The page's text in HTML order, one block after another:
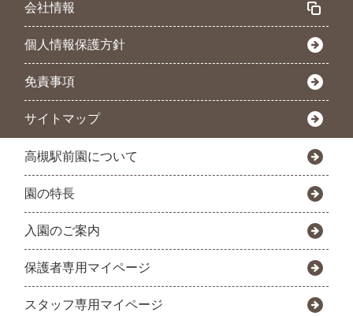
会社情報
個人情報保護方針
免責事項
サイトマップ
高槻駅前園について
園の特長
入園のご案内
保護者専用マイページ
スタッフ専用マイページ